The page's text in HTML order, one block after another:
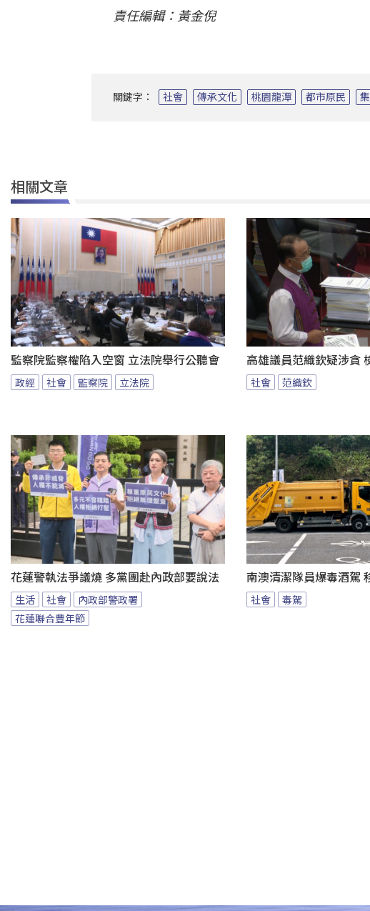
責任編輯：黃金倪
關鍵字： 社會 傳承文化 桃園龍潭 都市原民
相關文章
監察院監察權陷入空窗 立法院舉行公聽會
政經 社會 監察院 立法院
高雄議員范織欽疑涉貪
社會 范織欽
花蓮警執法爭議燒 多黨團赴內政部要說法
生活 社會
內政部警政署
花蓮聯合豐年節
南澳清潔隊員爆毒酒駕
社會 毒駕